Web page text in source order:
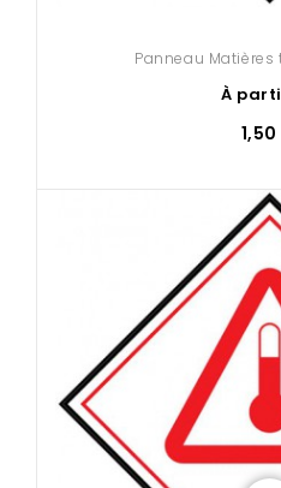
Panneau Matières
À